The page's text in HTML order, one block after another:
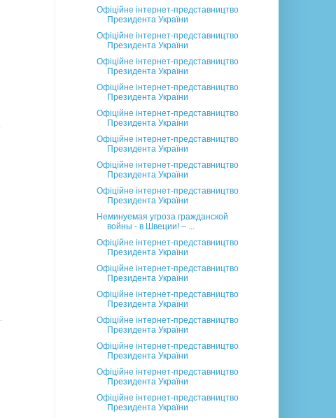
Офіційне інтернет-представництво
Президента України
Офіційне інтернет-представництво
Президента України
Офіційне інтернет-представництво
Президента України
Офіційне інтернет-представництво
Президента України
Офіційне інтернет-представництво
Президента України
Офіційне інтернет-представництво
Президента України
Офіційне інтернет-представництво
Президента України
Офіційне інтернет-представництво
Президента України
Неминуемая угроза гражданской
войны - в Швеции! – ...
Офіційне інтернет-представництво
Президента України
Офіційне інтернет-представництво
Президента України
Офіційне інтернет-представництво
Президента України
Офіційне інтернет-представництво
Президента України
Офіційне інтернет-представництво
Президента України
Офіційне інтернет-представництво
Президента України
Офіційне інтернет-представництво
Президента України